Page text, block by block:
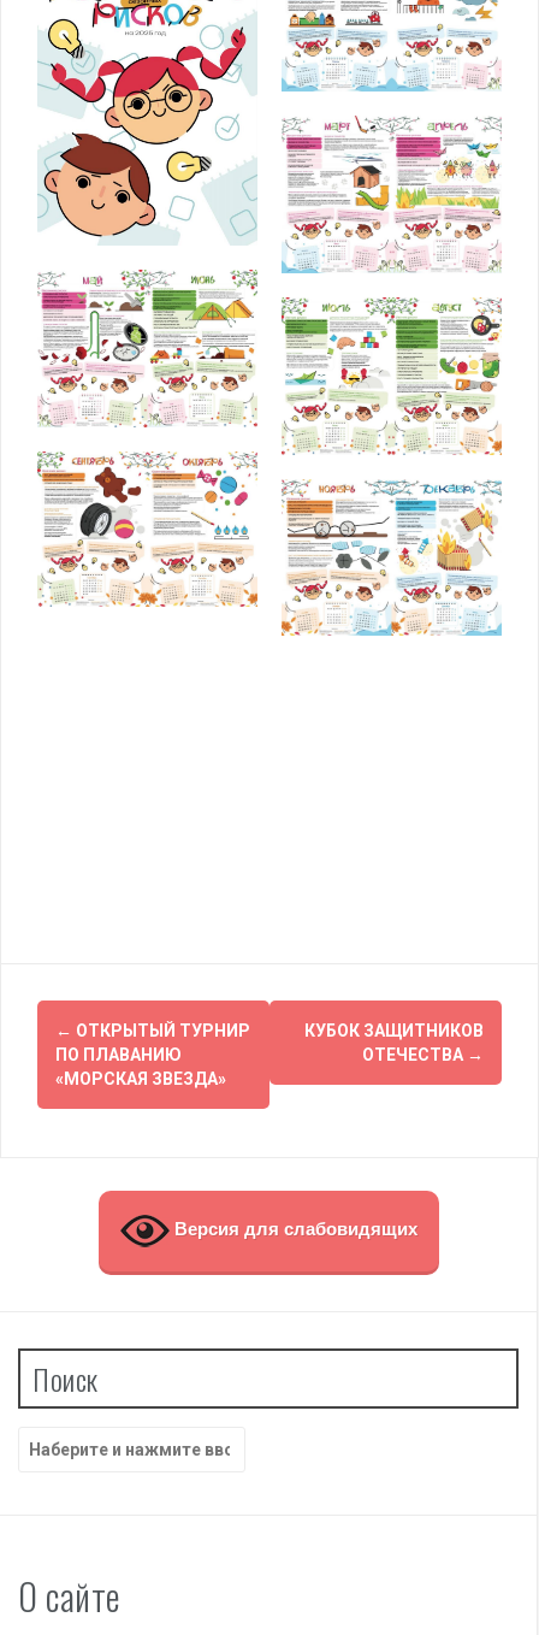
Навигация
по
записям
← ОТКРЫТЫЙ ТУРНИР
ПО ПЛАВАНИЮ
«МОРСКАЯ ЗВЕЗДА»
КУБОК ЗАЩИТНИКОВ
ОТЕЧЕСТВА →
Версия для слабовидящих
Поиск
Найти:
О сайте